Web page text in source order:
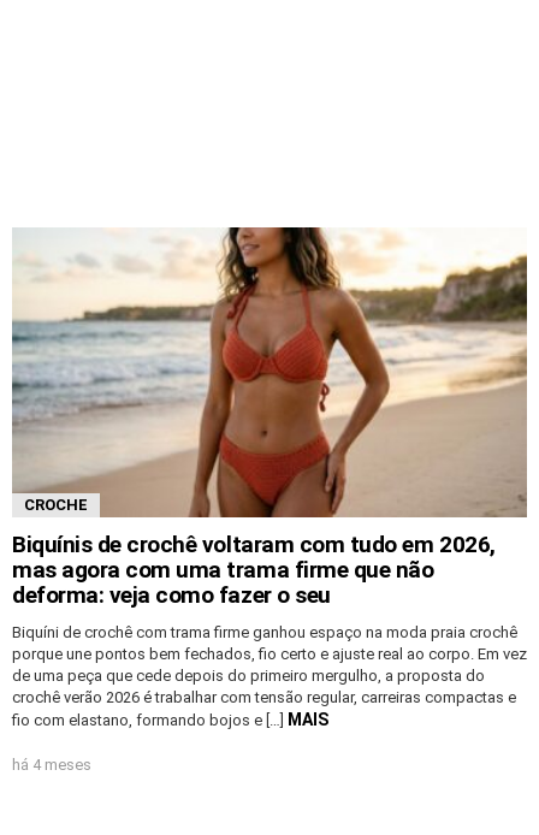
CROCHE
Biquínis de crochê voltaram com tudo em 2026,
mas agora com uma trama firme que não
deforma: veja como fazer o seu
Biquíni de crochê com trama firme ganhou espaço na moda praia crochê
porque une pontos bem fechados, fio certo e ajuste real ao corpo. Em vez
de uma peça que cede depois do primeiro mergulho, a proposta do
crochê verão 2026 é trabalhar com tensão regular, carreiras compactas e
fio com elastano, formando bojos e […]
MAIS
há 4 meses